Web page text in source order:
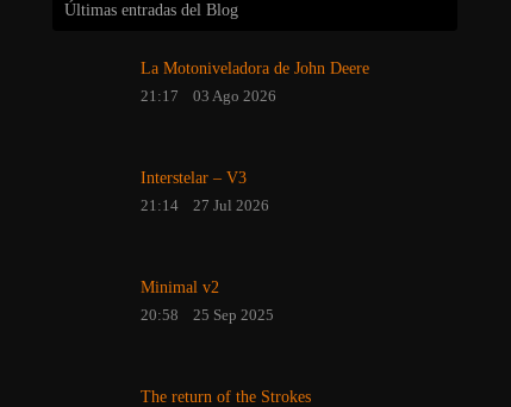
Últimas entradas del Blog
La Motoniveladora de John Deere
21:17 03 Ago 2026
Interstelar – V3
21:14 27 Jul 2026
Minimal v2
20:58 25 Sep 2025
The return of the Strokes